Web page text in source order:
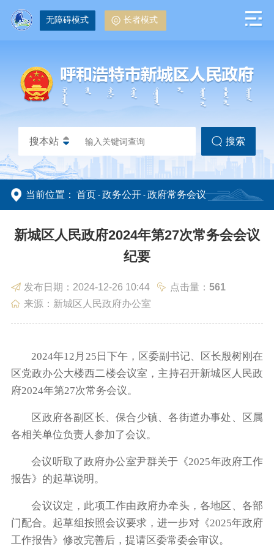
无障碍模式 长者模式
搜本站 搜索
政务动态 政务公开
政务服务 政民互动
数据发布
当前位置： 首页 - 政务公开- 政府常务会议
新城区人民政府2024年第27次常务会会议
纪要
发布日期：2024-12-26 10:44 点击量： 561
来源：新城区人民政府办公室
2024年12月25日下午，区委副书记、区长殷树刚在
区党政办公大楼西二楼会议室，主持召开新城区人民政
府2024年第27次常务会议。
区政府各副区长、保合少镇、各街道办事处、区属
各相关单位负责人参加了会议。
会议听取了政府办公室尹群关于《2025年政府工作
报告》的起草说明。
会议议定，此项工作由政府办牵头，各地区、各部
门配合。起草组按照会议要求，进一步对《2025年政府
工作报告》修改完善后，提请区委常委会审议。